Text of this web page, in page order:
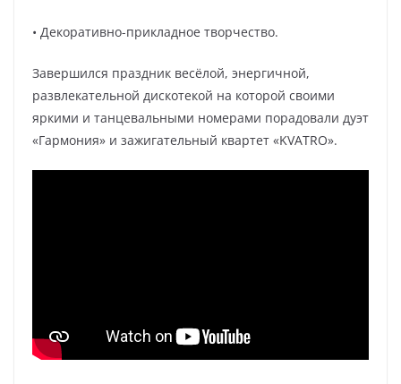
• Декоративно-прикладное творчество.
Завершился праздник весёлой, энергичной,
развлекательной дискотекой на которой своими
яркими и танцевальными номерами порадовали дуэт
«Гармония» и зажигательный квартет «KVATRO».